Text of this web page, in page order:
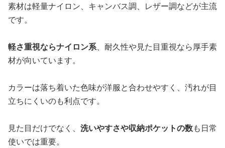
素材は軽量ナイロン、キャンバス調、レザー調などが主流
です。
軽さ重視ならナイロン系、耐久性や見た目重視なら厚手素
材が向いています。
カラーは落ち着いた色味が洋服と合わせやすく、汚れが目
立ちにくいのも利点です。
見た目だけでなく、 洗いやすさや収納ポケットの数も日常
使いでは重要。